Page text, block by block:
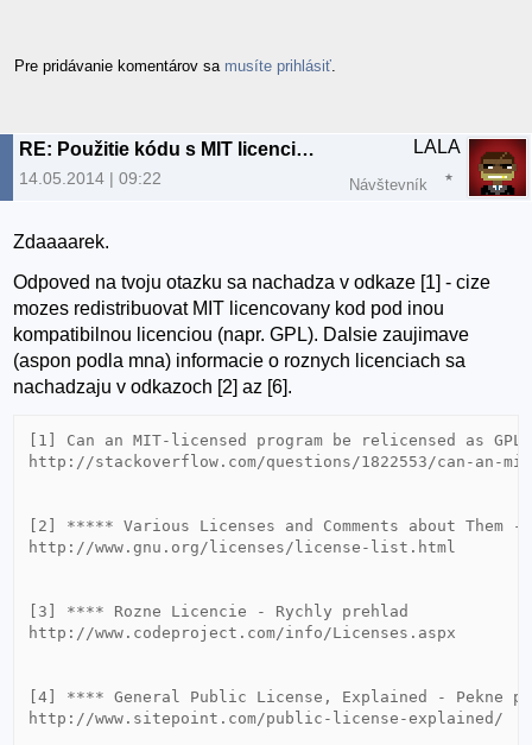
Pre pridávanie komentárov sa musíte prihlásiť
RE: Použitie kódu s MIT licenciou v kóde GNU/GPLv3
14.05.2014 | 09:22
LALA
Návštevník
Zdaaaarek.
Odpoved na tvoju otazku sa nachadza v odkaze [1] - cize
mozes redistribuovat MIT licencovany kod pod inou
kompatibilnou licenciou (napr. GPL). Dalsie zaujimave
(aspon podla mna) informacie o roznych licenciach sa
nachadzaju v odkazoch [2] az [6].
[1] Can an MIT-licensed program be relicensed as
http://stackoverflow.com/questions/1822553/can-an-
[2] ***** Various Licenses and Comments about Them
http://www.gnu.org/licenses/license-list.html
[3] **** Rozne Licencie - Rychly prehlad
http://www.codeproject.com/info/Licenses.aspx
[4] **** General Public License, Explained - Pekne
http://www.sitepoint.com/public-license-explained/